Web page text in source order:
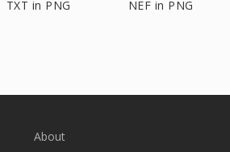
TXT in PNG NEF in PNG
About